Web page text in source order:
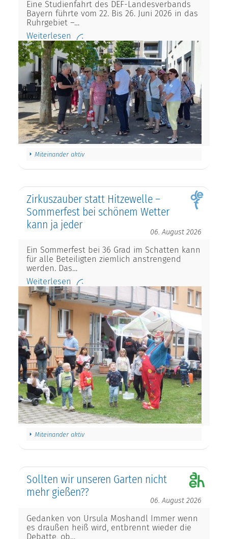
Eine Studienfahrt des DEF-Landesverbands
Bayern führte vom 22. Bis 26. Juni 2026 in das
Ruhrgebiet –…
Weiterlesen
Miteinander aktiv
Zirkuszauber statt Hitzewelle –
Sommerfest bei schönem Wetter
kann ja jeder
06. August 2026
Ein Sommerfest bei 36 Grad im Schatten kann
für alle Beteiligten ziemlich anstrengend
werden. Das…
Weiterlesen
Miteinander aktiv
Sollten wir unseren Garten nicht
mehr gießen??
06. August 2026
Gedanken von Ursula Moshandl Immer wenn
es draußen heiß wird, entbrennt wieder die
Debatte, ob…